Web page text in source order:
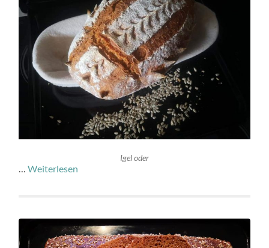
Igel oder
…Weiterlesen